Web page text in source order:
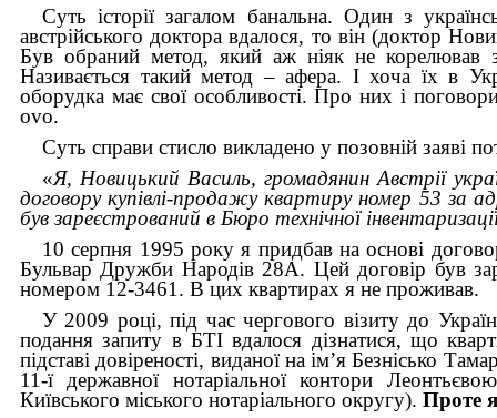
Суть історії загалом банальна. Один з
австрійського доктора вдалося, то він (доктор
Був обраний метод, який аж ніяк не корелював
Називається такий метод – афера. І хоча їх в
оборудка має свої особливості. Про них і
ovo.
Суть справи стисло викладено у позовній заяві
«Я, Новицький Василь, громадянин Австрії
договору купівлі-продажу квартиру номер 53 за
був зареєстрований в Бюро технічної
10 серпня 1995 року я придбав на основі
Бульвар Дружби Народів 28А. Цей договір був
номером 12-3461. В цих квартирах я не проживав.
У 2009 році, під час чергового візиту до
подання запиту в БТІ вдалося дізнатися, що
підставі довіреності, виданої на ім’я Безнісько
11-ї державної нотаріальної контори
Київського міського нотаріального округу). Проте